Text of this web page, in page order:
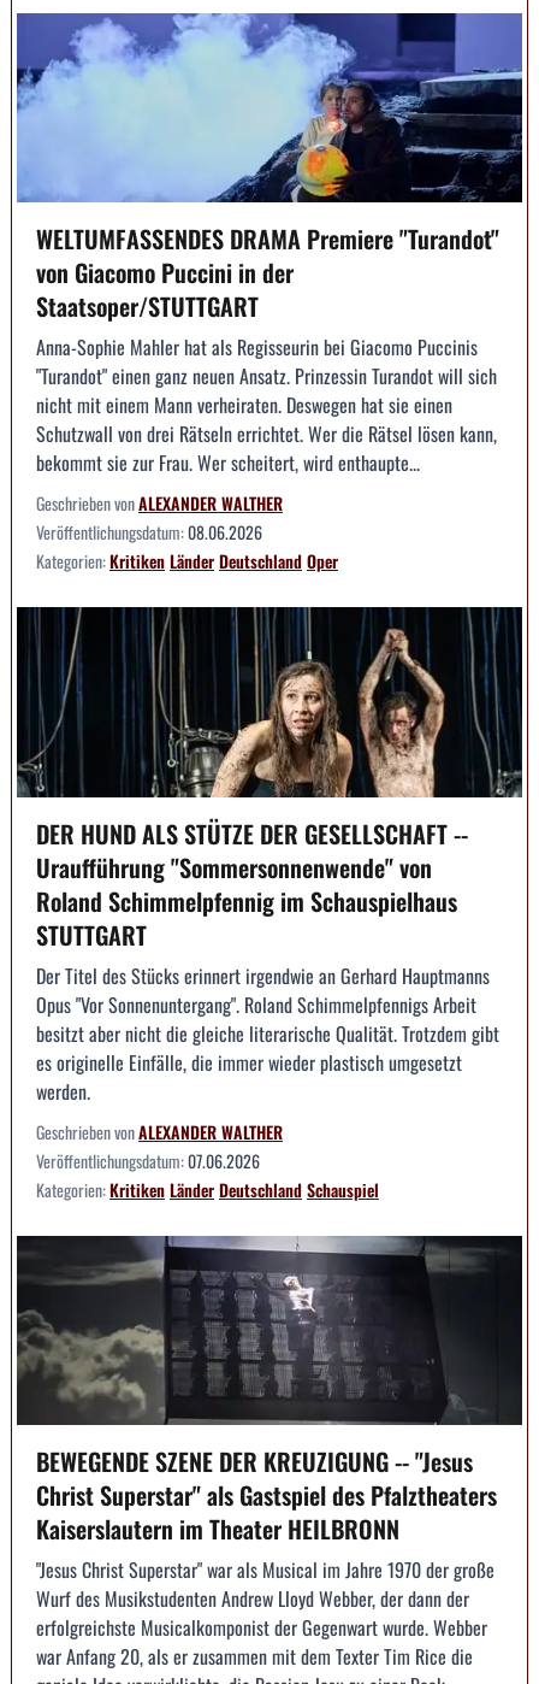
WELTUMFASSENDES DRAMA Premiere "Turandot"
von Giacomo Puccini in der
Staatsoper/STUTTGART
Anna-Sophie Mahler hat als Regisseurin bei Giacomo Puccinis
"Turandot" einen ganz neuen Ansatz. Prinzessin Turandot will sich
nicht mit einem Mann verheiraten. Deswegen hat sie einen
Schutzwall von drei Rätseln errichtet. Wer die Rätsel lösen kann,
bekommt sie zur Frau. Wer scheitert, wird enthaupte...
Geschrieben vonALEXANDER WALTHER
Veröffentlichungsdatum:08.06.2026
Kategorien:KritikenLänderDeutschlandOper
DER HUND ALS STÜTZE DER GESELLSCHAFT --
Uraufführung "Sommersonnenwende" von
Roland Schimmelpfennig im Schauspielhaus
STUTTGART
Der Titel des Stücks erinnert irgendwie an Gerhard Hauptmanns
Opus "Vor Sonnenuntergang". Roland Schimmelpfennigs Arbeit
besitzt aber nicht die gleiche literarische Qualität. Trotzdem gibt
es originelle Einfälle, die immer wieder plastisch umgesetzt
werden.
Geschrieben vonALEXANDER WALTHER
Veröffentlichungsdatum:07.06.2026
Kategorien:KritikenLänderDeutschlandSchauspiel
BEWEGENDE SZENE DER KREUZIGUNG -- "Jesus
Christ Superstar" als Gastspiel des Pfalztheaters
Kaiserslautern im Theater HEILBRONN
"Jesus Christ Superstar" war als Musical im Jahre 1970 der große
Wurf des Musikstudenten Andrew Lloyd Webber, der dann der
erfolgreichste Musicalkomponist der Gegenwart wurde. Webber
war Anfang 20, als er zusammen mit dem Texter Tim Rice die